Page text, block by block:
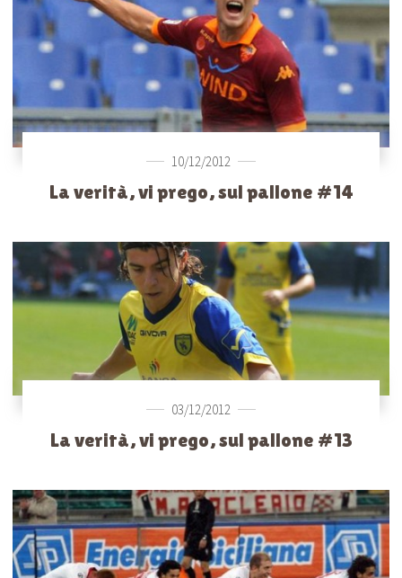
10/12/2012
La verità, vi prego, sul pallone #14
03/12/2012
La verità, vi prego, sul pallone #13